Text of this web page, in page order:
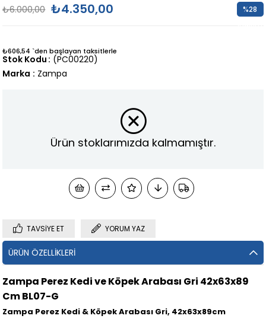
₺6.000,00 ₺4.350,00 %28
₺606,54 `den başlayan taksitlerle
(PC00220)
Stok Kodu
Marka : Zampa
Ürün stoklarımızda kalmamıştır.
TAVSIYE ET YORUM YAZ
ÜRÜN ÖZELLIKLERI
Zampa Perez Kedi ve Köpek Arabası Gri 42x63x89
Cm BL07-G
Zampa Perez Kedi & Köpek Arabası Gri, 42x63x89cm